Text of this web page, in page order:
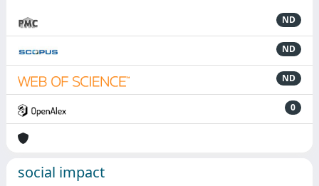
ND
ND
ND
0
social impact